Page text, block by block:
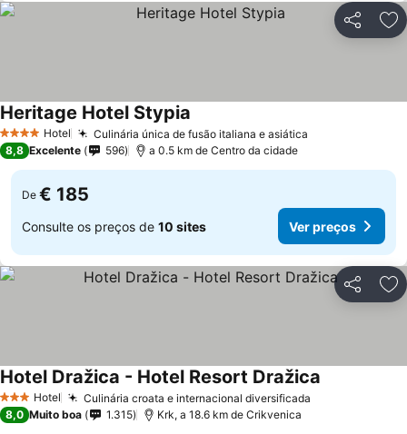
Partilhar
4 EstrelasHotel Culinária única de fusão italiana e asiática
Heritage Hotel Stypia
8,8 Excelente 596 a 0.5 km de Centro da cidade
De € 185
Consulte os preços de 10 sites Ver preços
Partilhar
3 EstrelasHotel Culinária croata e internacional diversificada
Hotel Dražica - Hotel Resort Dražica
8,0 Muito boa 1.315 Krk, a 18.6 km de Crikvenica